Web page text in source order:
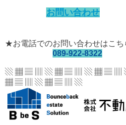
お問い合わせ
★お電話でのお問い合わせはこち
089-922-8322
▧ ▦ ▤ ▥ ▧ ▦ ▤ ▥ ▧ ▦ ▤ ▥
▦ ▤ ▥ ▧ ▦ ▤ ▥ ▧